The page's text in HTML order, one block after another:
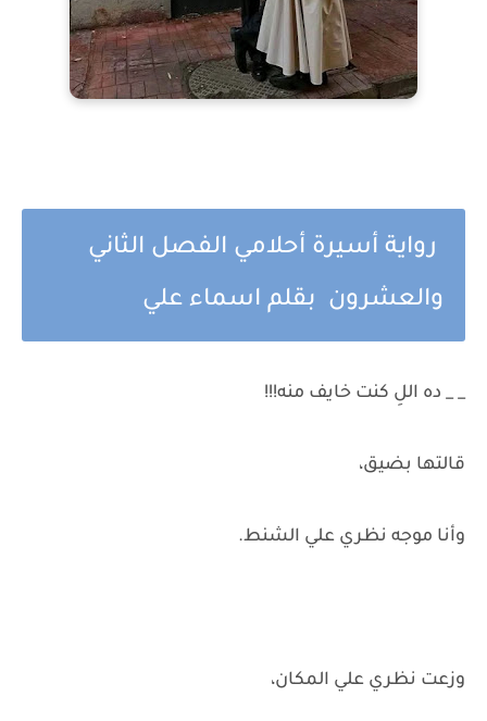
رواية أسيرة أحلامي الفصل الثاني
والعشرون بقلم اسماء علي
_ _ ده اللِ كنت خايف منه!!!
قالتها بضيق،
وأنا موجه نظري علي الشنط.
وزعت نظري علي المكان،